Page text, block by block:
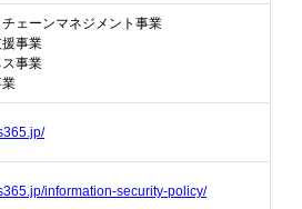
ェーンマネジメント事業
事業
事業
information-security-policy/